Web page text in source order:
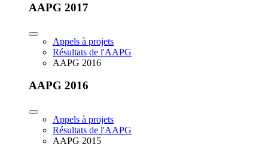
AAPG 2017
Appels à projets
Résultats de l'AAPG
AAPG 2016
AAPG 2016
Appels à projets
Résultats de l'AAPG
AAPG 2015